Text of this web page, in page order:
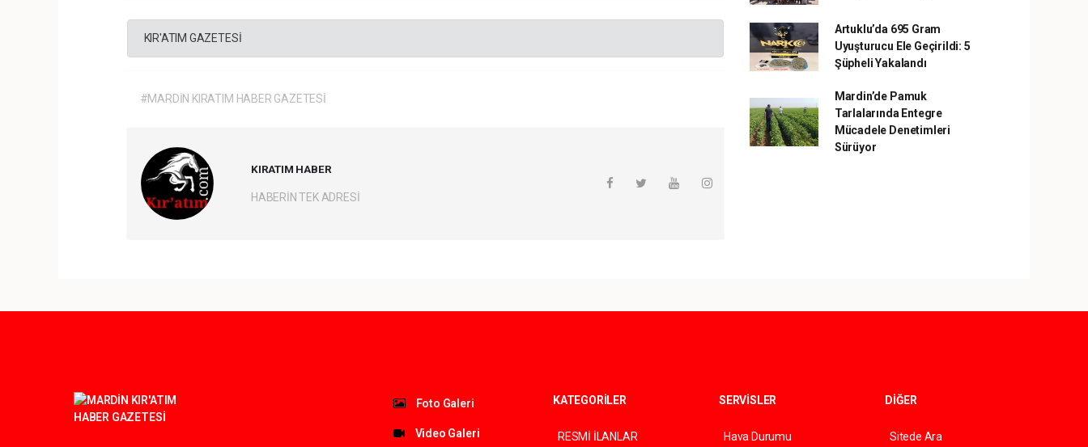
KIR'ATIM GAZETESİ
#MARDİN KIRATIM HABER GAZETESİ
KIRATIM HABER
HABERİN TEK ADRESİ
Artuklu’da 695 Gram
Uyuşturucu Ele Geçirildi: 5
Şüpheli Yakalandı
Mardin’de Pamuk
Tarlalarında Entegre
Mücadele Denetimleri
Sürüyor
Foto Galeri
Video Galeri
KATEGORİLER
RESMİ İLANLAR
SERVİSLER
Hava Durumu
DİĞER
Sitede Ara